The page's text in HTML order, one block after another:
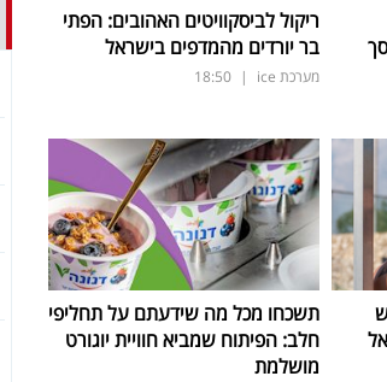
ריקול לביסקוויטים האהובים: הפתי
בר יורדים מהמדפים בישראל
מערכת ice |
18:50
תשכחו מכל מה שידעתם על תחליפי
חלב: הפיתוח שמביא חוויית יוגורט
מושלמת